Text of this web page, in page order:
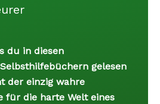
du in diesen
gelesen
der einzig wahre
für die harte Welt eines